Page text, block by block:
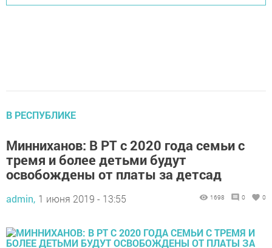
В РЕСПУБЛИКЕ
Минниханов: В РТ с 2020 года семьи с
тремя и более детьми будут
освобождены от платы за детсад
admin, 1 июня 2019 - 13:55 1698 0 0